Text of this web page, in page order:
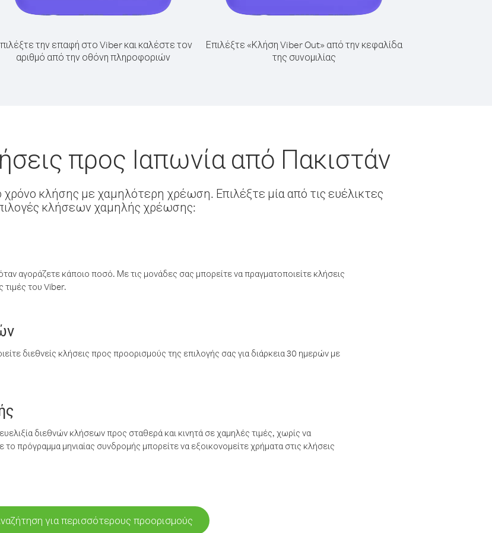
την επαφή στο Viber και καλέστε τον
αριθμό από την οθόνη πληροφοριών
Επιλέξτε «Κλήση Viber Out» από την κεφαλίδα
της συνομιλίας
προς Ιαπωνία από Πακιστάν
κλήσης με χαμηλότερη χρέωση. Επιλέξτε μία από τις ευέλικτες
κλήσεων χαμηλής χρέωσης:
αγοράζετε κάποιο ποσό. Με τις μονάδες σας μπορείτε να πραγματοποιείτε κλήσεις
του Viber.
διεθνείς κλήσεις προς προορισμούς της επιλογής σας για διάρκεια 30 ημερών με
διεθνών κλήσεων προς σταθερά και κινητά σε χαμηλές τιμές, χωρίς να
πρόγραμμα μηνιαίας συνδρομής μπορείτε να εξοικονομείτε χρήματα στις κλήσεις
για περισσότερους προορισμούς